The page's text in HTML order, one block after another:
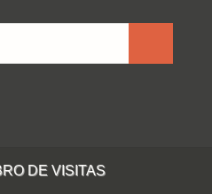
DE VISITAS